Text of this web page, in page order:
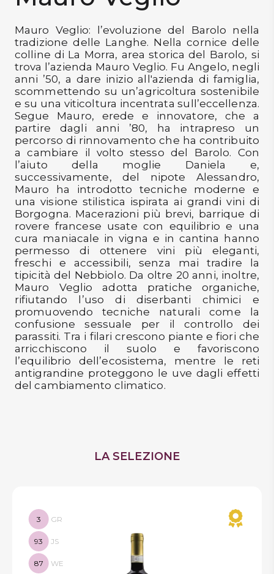
TUTTO A
-30%
Accedi
Gift
Card
Preferiti
Blog
Mauro Veglio: l’evoluzione del Barolo nella
tradizione delle Langhe. Nella cornice delle
colline di La Morra, area storica del Barolo, si
trova l’azienda Mauro Veglio. Fu Angelo, negli
anni ’50, a dare inizio all'azienda di famiglia,
scommettendo su un’agricoltura sostenibile
e su una viticoltura incentrata sull’eccellenza.
Segue Mauro, erede e innovatore, che a
partire dagli anni ’80, ha intrapreso un
percorso di rinnovamento che ha contribuito
a cambiare il volto stesso del Barolo. Con
l’aiuto della moglie Daniela e,
successivamente, del nipote Alessandro,
Mauro ha introdotto tecniche moderne e
una visione stilistica ispirata ai grandi vini di
Borgogna. Macerazioni più brevi, barrique di
rovere francese usate con equilibrio e una
cura maniacale in vigna e in cantina hanno
permesso di ottenere vini più eleganti,
freschi e accessibili, senza mai tradire la
tipicità del Nebbiolo. Da oltre 20 anni, inoltre,
Mauro Veglio adotta pratiche organiche,
rifiutando l’uso di diserbanti chimici e
promuovendo tecniche naturali come la
confusione sessuale per il controllo dei
parassiti. Tra i filari crescono piante e fiori che
arricchiscono il suolo e favoriscono
l’equilibrio dell’ecosistema, mentre le reti
antigrandine proteggono le uve dagli effetti
del cambiamento climatico.
LA SELEZIONE
3 GR
93 JS
87 WE